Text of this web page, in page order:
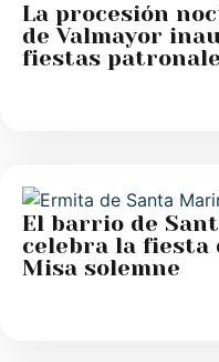
La procesión
de Valmayor
fiestas
El barrio de
celebra la fiesta
Misa solemne